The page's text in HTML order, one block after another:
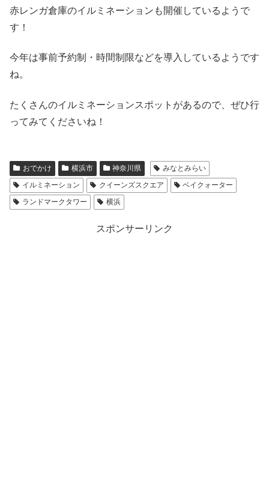
赤レンガ倉庫のイルミネーションも開催しているようで
す！
今年は事前予約制・時間制限などを導入しているようです
ね。
たくさんのイルミネーションスポットがあるので、ぜひ行
ってみてくださいね！
おでかけ 横浜市 神奈川県
みなとみらい
イルミネーション
クイーンズスクエア
ベイクォーター
ランドマークタワー
横浜
スポンサーリンク